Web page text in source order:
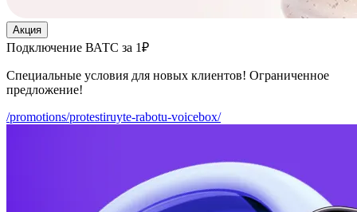
Акция
Подключение ВАТС за 1₽
Специальные условия для новых клиентов! Ограниченное
предложение!
/promotions/protestiruyte-rabotu-voicebox/